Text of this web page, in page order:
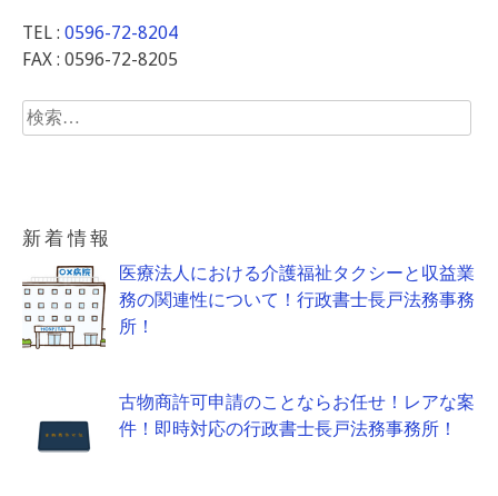
TEL : 0596-72-8204
FAX : 0596-72-8205
検
索:
新着情報
医療法人における介護福祉タクシーと収益業
務の関連性について！行政書士長戸法務事務
所！
古物商許可申請のことならお任せ！レアな案
件！即時対応の行政書士長戸法務事務所！